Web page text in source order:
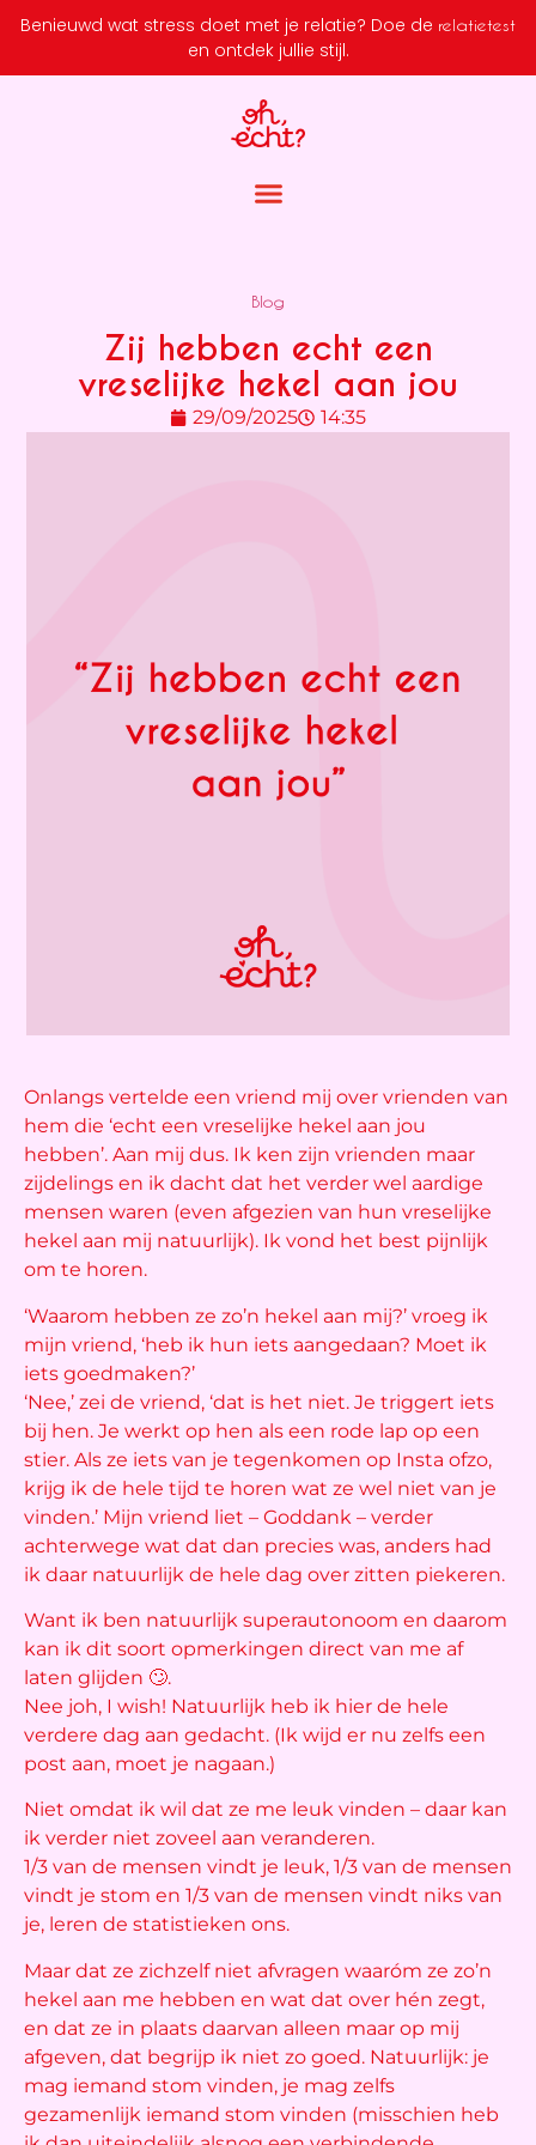
Benieuwd wat stress doet met je relatie? Doe de relatietest
en ontdek jullie stijl.
Blog
Zij hebben echt een
vreselijke hekel aan jou
29/09/2025 14:35
Onlangs vertelde een vriend mij over vrienden van
hem die ‘echt een vreselijke hekel aan jou
hebben’. Aan mij dus. Ik ken zijn vrienden maar
zijdelings en ik dacht dat het verder wel aardige
mensen waren (even afgezien van hun vreselijke
hekel aan mij natuurlijk). Ik vond het best pijnlijk
om te horen.
‘Waarom hebben ze zo’n hekel aan mij?’ vroeg ik
mijn vriend, ‘heb ik hun iets aangedaan? Moet ik
iets goedmaken?’
‘Nee,’ zei de vriend, ‘dat is het niet. Je triggert iets
bij hen. Je werkt op hen als een rode lap op een
stier. Als ze iets van je tegenkomen op Insta ofzo,
krijg ik de hele tijd te horen wat ze wel niet van je
vinden.’ Mijn vriend liet – Goddank – verder
achterwege wat dat dan precies was, anders had
ik daar natuurlijk de hele dag over zitten piekeren.
Want ik ben natuurlijk superautonoom en daarom
kan ik dit soort opmerkingen direct van me af
laten glijden 🙄.
Nee joh, I wish! Natuurlijk heb ik hier de hele
verdere dag aan gedacht. (Ik wijd er nu zelfs een
post aan, moet je nagaan.)
Niet omdat ik wil dat ze me leuk vinden – daar kan
ik verder niet zoveel aan veranderen.
1/3 van de mensen vindt je leuk, 1/3 van de mensen
vindt je stom en 1/3 van de mensen vindt niks van
je, leren de statistieken ons.
Maar dat ze zichzelf niet afvragen waaróm ze zo’n
hekel aan me hebben en wat dat over hén zegt,
en dat ze in plaats daarvan alleen maar op mij
afgeven, dat begrijp ik niet zo goed. Natuurlijk: je
mag iemand stom vinden, je mag zelfs
gezamenlijk iemand stom vinden (misschien heb